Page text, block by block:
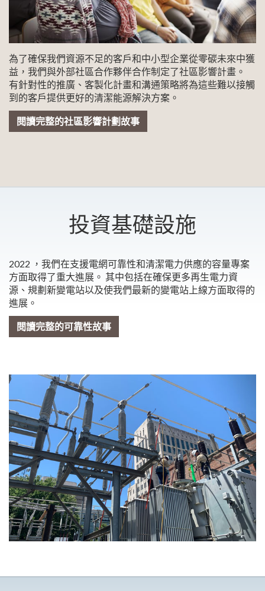
為了確保我們資源不足的客戶和中小型企業從零碳未來中獲
益，我們與外部社區合作夥伴合作制定了社區影響計畫。
有針對性的推廣、客製化計畫和溝通策略將為這些難以接觸
到的客戶提供更好的清潔能源解決方案。
閱讀完整的社區影響計劃故事
投資基礎設施
2022 ，我們在支援電網可靠性和清潔電力供應的容量專案
方面取得了重大進展。 其中包括在確保更多再生電力資
源、規劃新變電站以及使我們最新的變電站上線方面取得的
進展。
閱讀完整的可靠性故事